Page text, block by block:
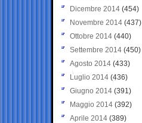
Dicembre 2014 (454)
Novembre 2014 (437)
Ottobre 2014 (440)
Settembre 2014 (450)
Agosto 2014 (433)
Luglio 2014 (436)
Giugno 2014 (391)
Maggio 2014 (392)
Aprile 2014 (389)